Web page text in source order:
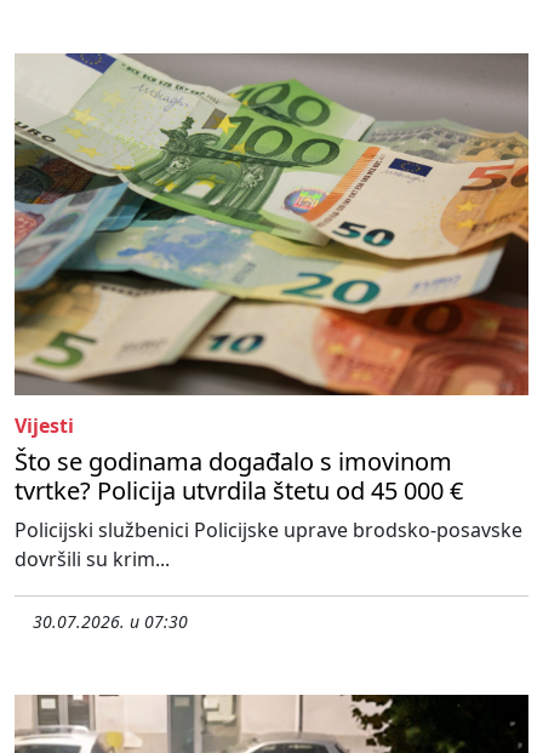
Vijesti
Što se godinama događalo s imovinom
tvrtke? Policija utvrdila štetu od 45 000 €
Policijski službenici Policijske uprave brodsko-posavske
dovršili su krim...
30.07.2026. u 07:30